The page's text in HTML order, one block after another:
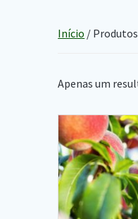
Início /
Apenas um